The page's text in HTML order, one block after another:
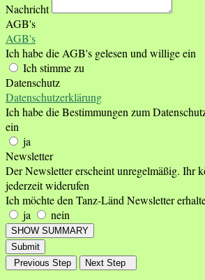
Nachricht
AGB's
AGB's
Ich habe die AGB's gelesen und willige ein
Ich stimme zu
Datenschutz
Datenschutzerklärung
Ich habe die Bestimmungen zum
ein
ja
Newsletter
Der Newsletter erscheint unregelmäßig. Ihr
jederzeit widerufen
Ich möchte den Tanz-Länd Newsletter
ja
nein
SHOW SUMMARY
Submit
Previous Step
Next Step